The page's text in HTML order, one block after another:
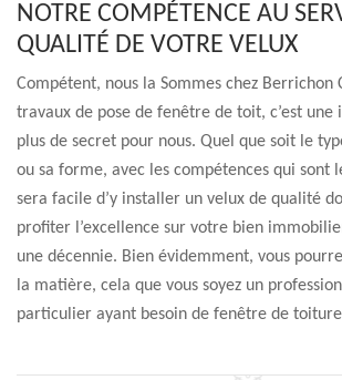
NOTRE COMPÉTENCE AU
QUALITÉ DE VOTRE VELUX
Compétent, nous la Sommes chez Berrichon
travaux de pose de fenêtre de toit, c’est une
plus de secret pour nous. Quel que soit le
ou sa forme, avec les compétences qui sont
sera facile d’y installer un velux de qualité
profiter l’excellence sur votre bien
une décennie. Bien évidemment, vous
la matière, cela que vous soyez un
particulier ayant besoin de fenêtre de toiture